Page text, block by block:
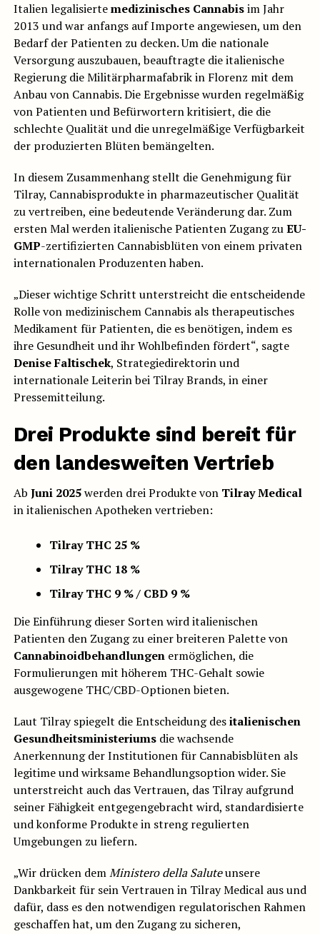
Italien legalisiertemedizinisches Cannabisim Jahr
2013 und war anfangs auf Importe angewiesen, um den
Bedarf der Patienten zu decken. Um die nationale
Versorgung auszubauen, beauftragte die italienische
Regierung die Militärpharmafabrik in Florenz mit dem
Anbau von Cannabis. Die Ergebnisse wurden regelmäßig
von Patienten und Befürwortern kritisiert, die die
schlechte Qualität und die unregelmäßige Verfügbarkeit
der produzierten Blüten bemängelten.
In diesem Zusammenhang stellt die Genehmigung für
Tilray, Cannabisprodukte in pharmazeutischer Qualität
zu vertreiben, eine bedeutende Veränderung dar. Zum
ersten Mal werden italienische Patienten Zugang zuEU-
GMP-zertifizierten Cannabisblüten von einem privaten
internationalen Produzenten haben.
„Dieser wichtige Schritt unterstreicht die entscheidende
Rolle von medizinischem Cannabis als therapeutisches
Medikament für Patienten, die es benötigen, indem es
ihre Gesundheit und ihr Wohlbefinden fördert“, sagte
Denise Faltischek, Strategiedirektorin und
internationale Leiterin bei Tilray Brands, in einer
Pressemitteilung.
Drei Produkte sind bereit für
den landesweiten Vertrieb
Ab Juni 2025werden drei Produkte von Tilray Medical
in italienischen Apotheken vertrieben:
Tilray THC 25 %
Tilray THC 18 %
Tilray THC 9 % / CBD 9 %
Die Einführung dieser Sorten wird italienischen
Patienten den Zugang zu einer breiteren Palette von
Cannabinoidbehandlungenermöglichen, die
Formulierungen mit höherem THC-Gehalt sowie
ausgewogene THC/CBD-Optionen bieten.
Laut Tilray spiegelt die Entscheidung desitalienischen
Gesundheitsministeriumsdie wachsende
Anerkennung der Institutionen für Cannabisblüten als
legitime und wirksame Behandlungsoption wider. Sie
unterstreicht auch das Vertrauen, das Tilray aufgrund
seiner Fähigkeit entgegengebracht wird, standardisierte
und konforme Produkte in streng regulierten
Umgebungen zu liefern.
„Wir drücken demMinistero della Saluteunsere
Dankbarkeit für sein Vertrauen in Tilray Medical aus und
dafür, dass es den notwendigen regulatorischen Rahmen
geschaffen hat, um den Zugang zu sicheren,